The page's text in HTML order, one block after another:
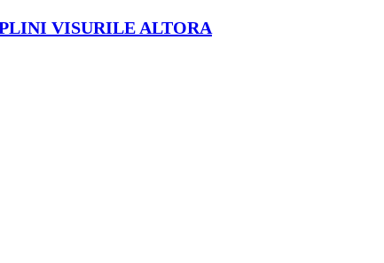
VISURILE ALTORA